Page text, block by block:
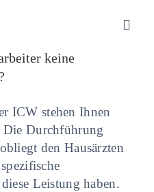
keine
ICW stehen Ihnen
Die Durchführung
den Hausärzten
Leistung haben.